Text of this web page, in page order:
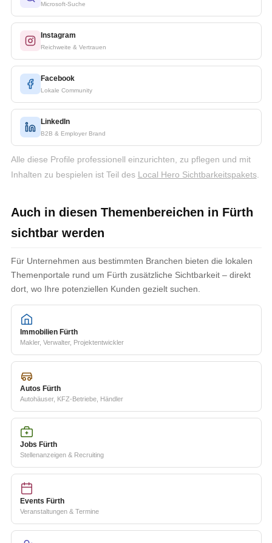
Microsoft-Suche
Instagram
Reichweite & Vertrauen
Facebook
Lokale Community
LinkedIn
B2B & Employer Brand
Alle diese Profile professionell einzurichten, zu pflegen und mit
Inhalten zu bespielen ist Teil des Local Hero Sichtbarkeitspakets.
Auch in diesen Themenbereichen in Fürth
sichtbar werden
Für Unternehmen aus bestimmten Branchen bieten die lokalen
Themenportale rund um Fürth zusätzliche Sichtbarkeit – direkt
dort, wo Ihre potenziellen Kunden gezielt suchen.
Immobilien Fürth
Makler, Verwalter, Projektentwickler
Autos Fürth
Autohäuser, KFZ-Betriebe, Händler
Jobs Fürth
Stellenanzeigen & Recruiting
Events Fürth
Veranstaltungen & Termine